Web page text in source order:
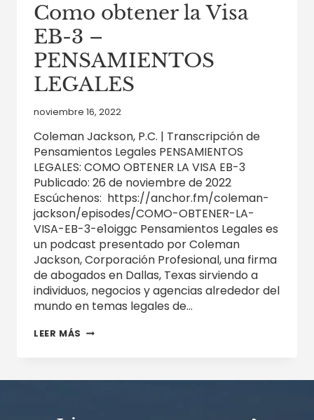
Como obtener la Visa
EB-3 –
PENSAMIENTOS
LEGALES
noviembre 16, 2022
Coleman Jackson, P.C. | Transcripción de
Pensamientos Legales PENSAMIENTOS
LEGALES: COMO OBTENER LA VISA EB-3
Publicado: 26 de noviembre de 2022
Escúchenos: https://anchor.fm/coleman-
jackson/episodes/COMO-OBTENER-LA-
VISA-EB-3-e1oiggc Pensamientos Legales es
un podcast presentado por Coleman
Jackson, Corporación Profesional, una firma
de abogados en Dallas, Texas sirviendo a
individuos, negocios y agencias alrededor del
mundo en temas legales de…
LEER MÁS COMO
EB-